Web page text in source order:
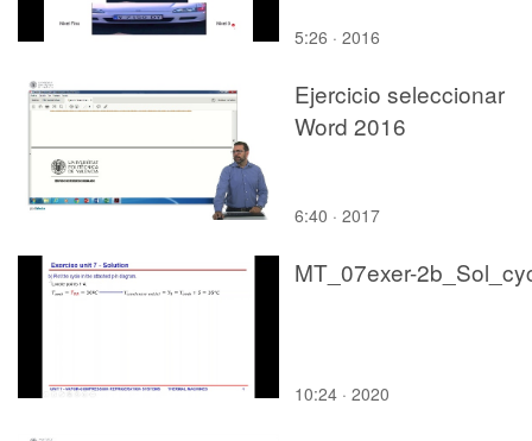
5:26 · 2016
Ejercicio seleccionar
Word 2016
6:40 · 2017
MT_07exer-
10:24 · 2020